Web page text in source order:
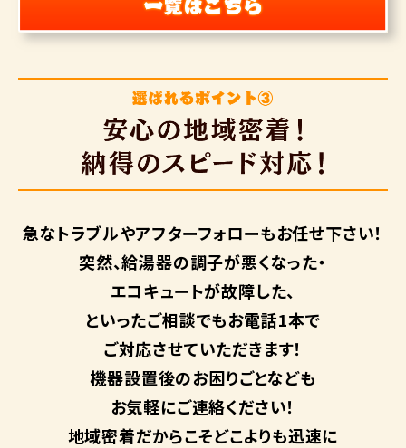
急なトラブルやアフターフォローもお任せ下さい！
突然、給湯器の調子が悪くなった・
エコキュートが故障した、
といったご相談でもお電話1本で
ご対応させていただきます！
機器設置後のお困りごとなども
お気軽にご連絡ください！
地域密着だからこそどこよりも迅速に